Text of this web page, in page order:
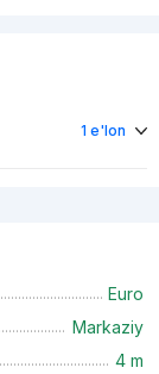
1 e'lon
Euro
Markaziy
4 m